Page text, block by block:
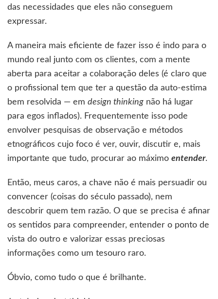
das necessidades que eles não conseguem
expressar.
A maneira mais eficiente de fazer isso é indo para o
mundo real junto com os clientes, com a mente
aberta para aceitar a colaboração deles (é claro que
o profissional tem que ter a questão da auto-estima
bem resolvida — em design thinking não há lugar
para egos inflados). Frequentemente isso pode
envolver pesquisas de observação e métodos
etnográficos cujo foco é ver, ouvir, discutir e, mais
importante que tudo, procurar ao máximo entender.
Então, meus caros, a chave não é mais persuadir ou
convencer (coisas do século passado), nem
descobrir quem tem razão. O que se precisa é afinar
os sentidos para compreender, entender o ponto de
vista do outro e valorizar essas preciosas
informações como um tesouro raro.
Óbvio, como tudo o que é brilhante.